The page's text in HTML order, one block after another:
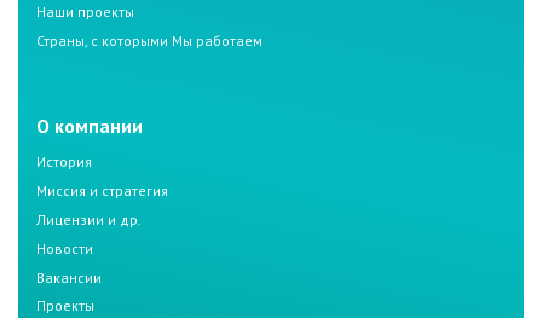
Наши проекты
Страны, с которыми Мы работаем
О компании
История
Миссия и стратегия
Лицензии и др.
Новости
Вакансии
Проекты